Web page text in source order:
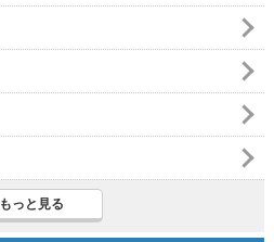
もっと見る